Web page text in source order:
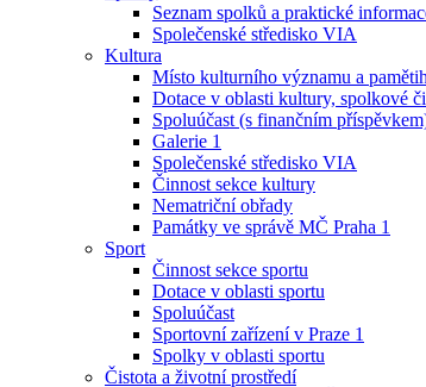
Seznam spolků a praktické
Společenské středisko VIA
Kultura
Místo kulturního významu a
Dotace v oblasti kultury, spolkové
Spoluúčast (s finančním
Galerie 1
Společenské středisko VIA
Činnost sekce kultury
Nematriční obřady
Památky ve správě MČ Praha 1
Sport
Činnost sekce sportu
Dotace v oblasti sportu
Spoluúčast
Sportovní zařízení v Praze 1
Spolky v oblasti sportu
Čistota a životní prostředí